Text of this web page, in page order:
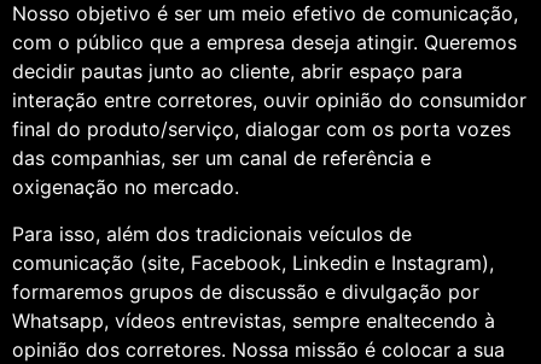
Nosso objetivo é ser um meio efetivo de comunicação,
com o público que a empresa deseja atingir. Queremos
decidir pautas junto ao cliente, abrir espaço para
interação entre corretores, ouvir opinião do consumidor
final do produto/serviço, dialogar com os porta vozes
das companhias, ser um canal de referência e
oxigenação no mercado.
Para isso, além dos tradicionais veículos de
comunicação (site, Facebook, Linkedin e Instagram),
formaremos grupos de discussão e divulgação por
Whatsapp, vídeos entrevistas, sempre enaltecendo à
opinião dos corretores. Nossa missão é colocar a sua